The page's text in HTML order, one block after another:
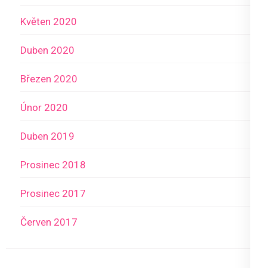
Květen 2020
Duben 2020
Březen 2020
Únor 2020
Duben 2019
Prosinec 2018
Prosinec 2017
Červen 2017